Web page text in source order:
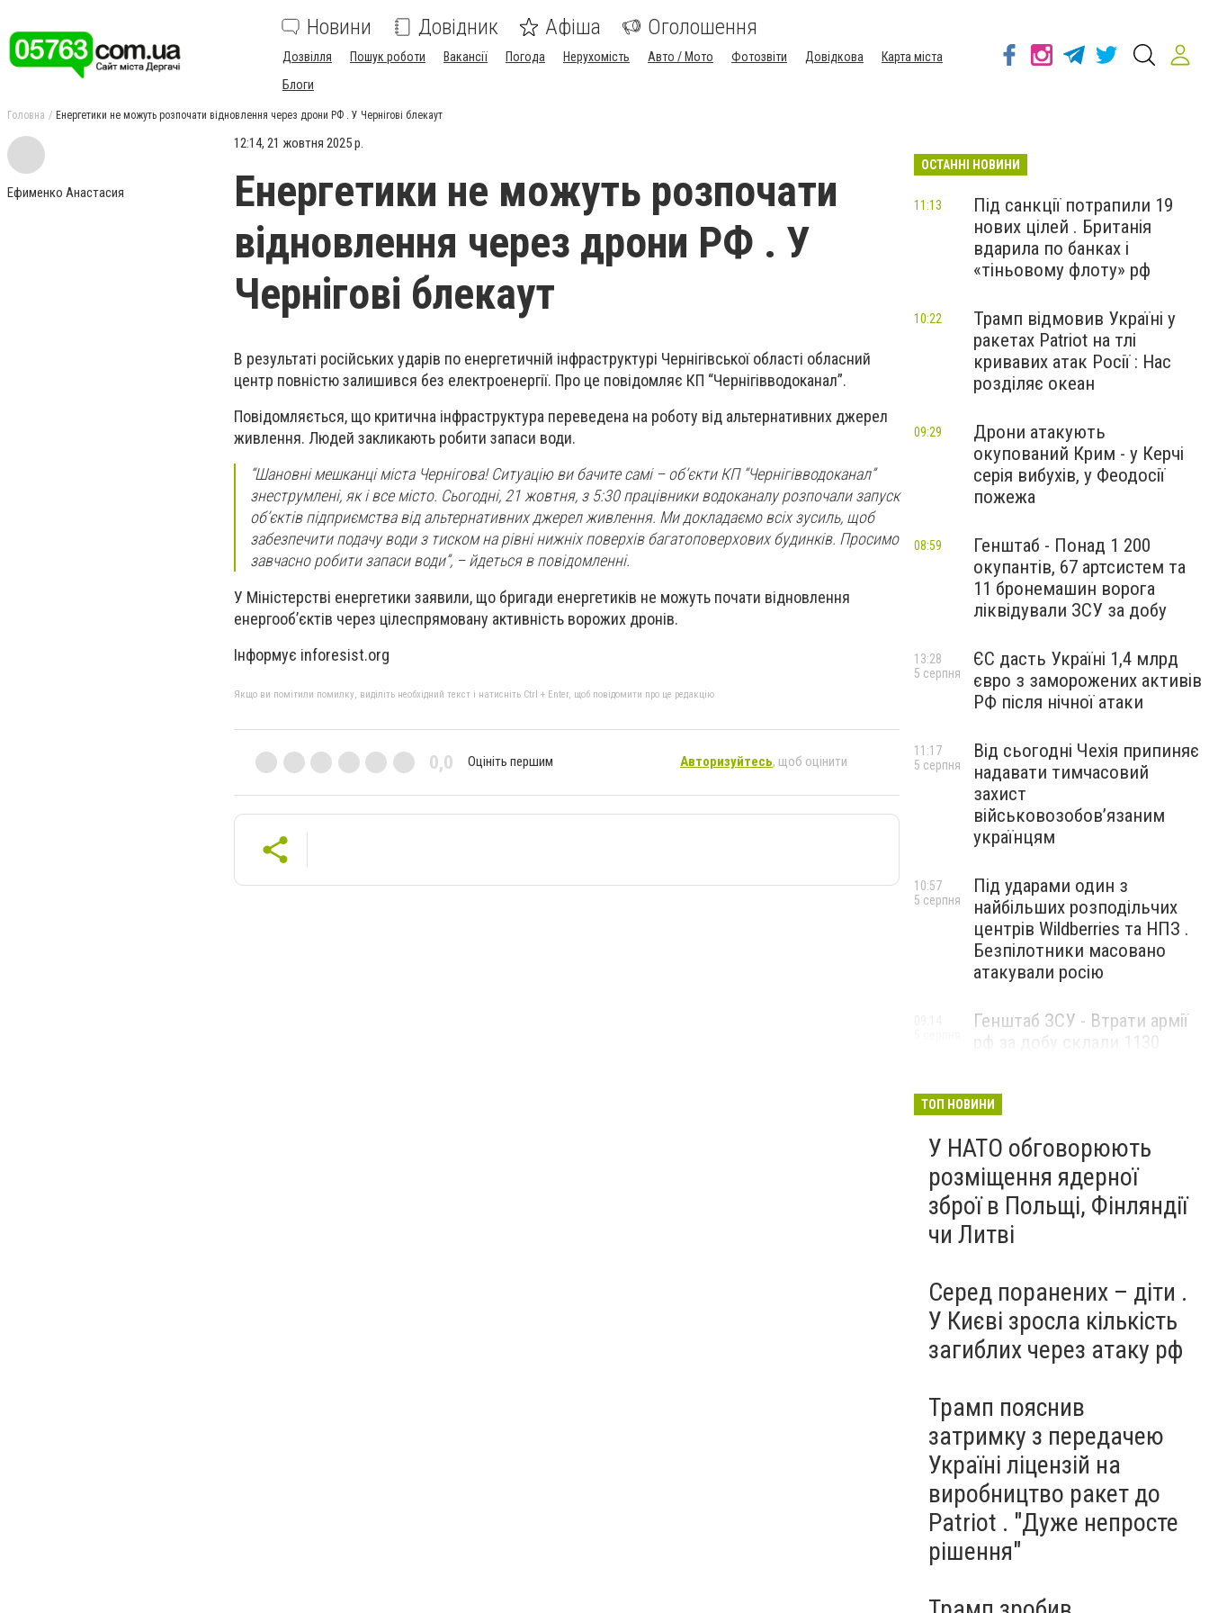
Новини Довідник Афіша Оголошення
Дозвілля Пошук роботи Вакансії Погода Нерухомість Авто / Мото Фотозвіти Довідкова
Карта міста
Блоги
Головна Енергетики не можуть розпочати відновлення через дрони РФ . У Чернігові блекаут
Ефименко Анастасия
12:14, 21 жовтня 2025 р.
Енергетики не можуть розпочати
відновлення через дрони РФ . У
Чернігові блекаут
В результаті російських ударів по енергетичній інфраструктурі Чернігівської області обласний
центр повністю залишився без електроенергії. Про це повідомляє КП “Чернігівводоканал”.
Повідомляється, що критична інфраструктура переведена на роботу від альтернативних джерел
живлення. Людей закликають робити запаси води.
“Шановні мешканці міста Чернігова! Ситуацію ви бачите самі – об’єкти КП “Чернігівводоканал”
знеструмлені, як і все місто. Сьогодні, 21 жовтня, з 5:30 працівники водоканалу розпочали запуск
об’єктів підприємства від альтернативних джерел живлення. Ми докладаємо всіх зусиль, щоб
забезпечити подачу води з тиском на рівні нижніх поверхів багатоповерхових будинків. Просимо
завчасно робити запаси води”, – йдеться в повідомленні.
У Міністерстві енергетики заявили, що бригади енергетиків не можуть почати відновлення
енергооб’єктів через цілеспрямовану активність ворожих дронів.
Інформує inforesist.org
Якщо ви помітили помилку, виділіть необхідний текст і натисніть Ctrl + Enter, щоб повідомити про це редакцію
0,0 Оцініть першим Авторизуйтесь, щоб оцінити
ОСТАННІ НОВИНИ
Під санкції потрапили 19
нових цілей . Британія
вдарила по банках і
«тіньовому флоту» рф
11:13
Трамп відмовив Україні у
ракетах Patriot на тлі
кривавих атак Росії : Нас
розділяє океан
10:22
Дрони атакують
окупований Крим - у Керчі
серія вибухів, у Феодосії
пожежа
09:29
Генштаб - Понад 1 200
окупантів, 67 артсистем та
11 бронемашин ворога
ліквідували ЗСУ за добу
08:59
ЄС дасть Україні 1,4 млрд
євро з заморожених активів
РФ після нічної атаки
13:28
5 серпня
Від сьогодні Чехія припиняє
надавати тимчасовий
захист
військовозобов’язаним
українцям
11:17
5 серпня
Під ударами один з
найбільших розподільчих
центрів Wildberries та НПЗ .
Безпілотники масовано
атакували росію
10:57
5 серпня
Генштаб ЗСУ - Втрати армії
рф за добу склали 1130
ТОП НОВИНИ
У НАТО обговорюють
розміщення ядерної
зброї в Польщі, Фінляндії
чи Литві
Серед поранених – діти .
У Києві зросла кількість
загиблих через атаку рф
Трамп пояснив
затримку з передачею
Україні ліцензій на
виробництво ракет до
Patriot . "Дуже непросте
рішення"